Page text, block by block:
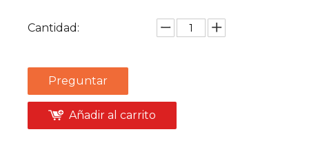
Cantidad:
Preguntar
Añadir al carrito